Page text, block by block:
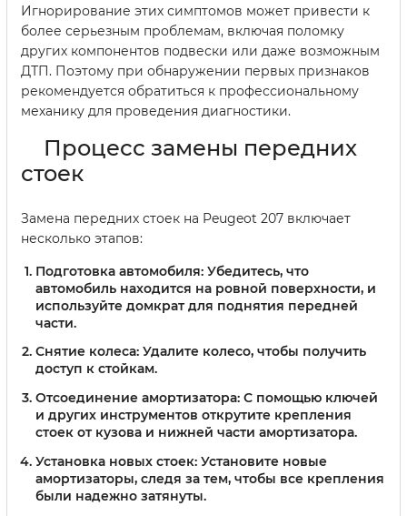
Игнорирование этих симптомов может привести к
более серьезным проблемам, включая поломку
других компонентов подвески или даже возможным
ДТП. Поэтому при обнаружении первых признаков
рекомендуется обратиться к профессиональному
механику для проведения диагностики.
Процесс замены передних
стоек
Замена передних стоек на Peugeot 207 включает
несколько этапов:
Подготовка автомобиля: Убедитесь, что
автомобиль находится на ровной поверхности, и
используйте домкрат для поднятия передней
части.
Снятие колеса: Удалите колесо, чтобы получить
доступ к стойкам.
Отсоединение амортизатора: С помощью ключей
и других инструментов открутите крепления
стоек от кузова и нижней части амортизатора.
Установка новых стоек: Установите новые
амортизаторы, следя за тем, чтобы все крепления
были надежно затянуты.